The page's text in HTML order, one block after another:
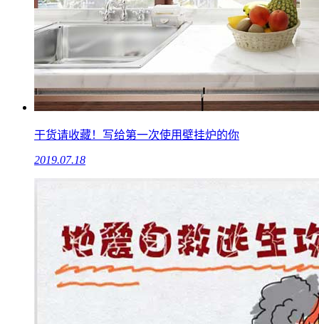
干货请收藏！写给第一次使用壁挂炉的你
2019.07.18